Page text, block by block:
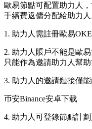
歐易節點可配置助力人
手續費返傭分配給助力人
1. 助力人需註冊歐易
2. 助力人賬戶不能是歐
只能作為邀請助力人幫
3. 助力人的邀請鏈接僅
币安Binance安卓下载
4. 助力人可登錄節點計